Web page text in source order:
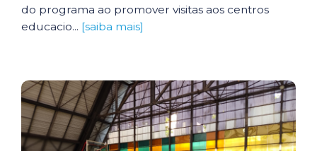
do programa ao promover visitas aos centros
educacio... [saiba mais]